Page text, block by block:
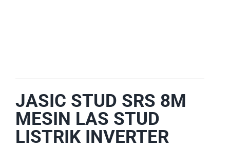
FOR:
JASIC STUD SRS 8M
MESIN LAS STUD
LISTRIK INVERTER